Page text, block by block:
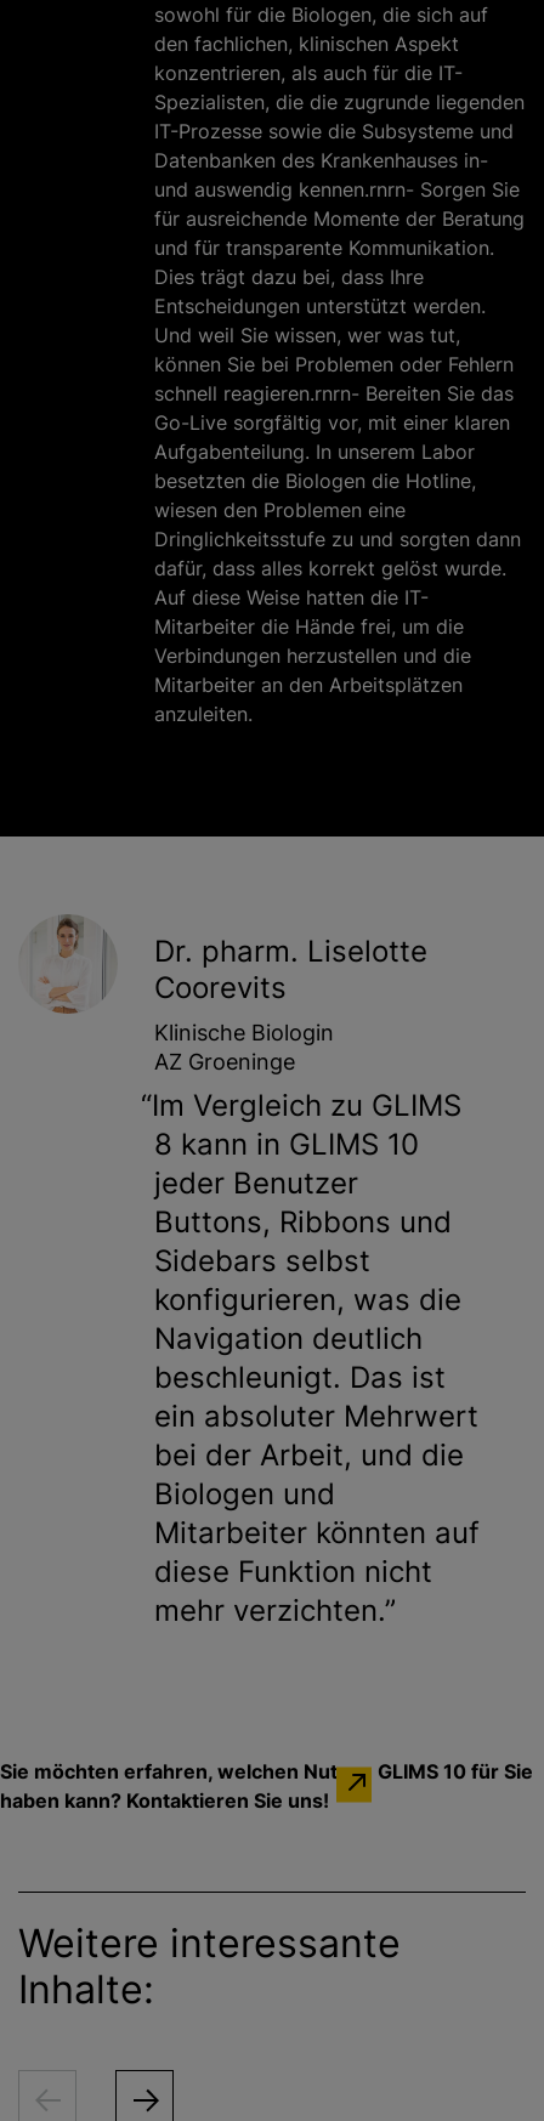
sowohl für die Biologen, die sich auf
den fachlichen, klinischen Aspekt
konzentrieren, als auch für die IT-
Spezialisten, die die zugrunde liegenden
IT-Prozesse sowie die Subsysteme und
Datenbanken des Krankenhauses in-
und auswendig kennen.rnrn- Sorgen Sie
für ausreichende Momente der Beratung
und für transparente Kommunikation.
Dies trägt dazu bei, dass Ihre
Entscheidungen unterstützt werden.
Und weil Sie wissen, wer was tut,
können Sie bei Problemen oder Fehlern
schnell reagieren.rnrn- Bereiten Sie das
Go-Live sorgfältig vor, mit einer klaren
Aufgabenteilung. In unserem Labor
besetzten die Biologen die Hotline,
wiesen den Problemen eine
Dringlichkeitsstufe zu und sorgten dann
dafür, dass alles korrekt gelöst wurde.
Auf diese Weise hatten die IT-
Mitarbeiter die Hände frei, um die
Verbindungen herzustellen und die
Mitarbeiter an den Arbeitsplätzen
anzuleiten.
Dr. pharm. Liselotte
Coorevits
Klinische Biologin
AZ Groeninge
Im Vergleich zu GLIMS
8 kann in GLIMS 10
jeder Benutzer
Buttons, Ribbons und
Sidebars selbst
konfigurieren, was die
Navigation deutlich
beschleunigt. Das ist
ein absoluter Mehrwert
bei der Arbeit, und die
Biologen und
Mitarbeiter könnten auf
diese Funktion nicht
mehr verzichten.
Sie möchten erfahren, welchen Nutzen GLIMS 10 für Sie
haben kann? Kontaktieren Sie uns!
Weitere interessante
Inhalte: